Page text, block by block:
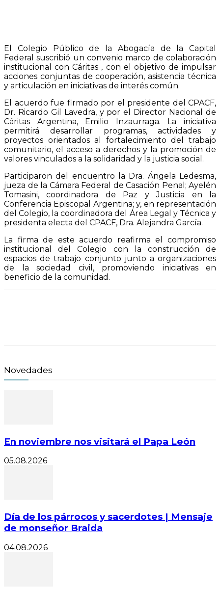
El Colegio Público de la Abogacía de la Capital
Federal suscribió un convenio marco de colaboración
institucional con Cáritas , con el objetivo de impulsar
acciones conjuntas de cooperación, asistencia técnica
y articulación en iniciativas de interés común.
El acuerdo fue firmado por el presidente del CPACF,
Dr. Ricardo Gil Lavedra, y por el Director Nacional de
Cáritas Argentina, Emilio Inzaurraga. La iniciativa
permitirá desarrollar programas, actividades y
proyectos orientados al fortalecimiento del trabajo
comunitario, el acceso a derechos y la promoción de
valores vinculados a la solidaridad y la justicia social.
Participaron del encuentro la Dra. Ángela Ledesma,
jueza de la Cámara Federal de Casación Penal; Ayelén
Tomasini, coordinadora de Paz y Justicia en la
Conferencia Episcopal Argentina; y, en representación
del Colegio, la coordinadora del Área Legal y Técnica y
presidenta electa del CPACF, Dra. Alejandra García.
La firma de este acuerdo reafirma el compromiso
institucional del Colegio con la construcción de
espacios de trabajo conjunto junto a organizaciones
de la sociedad civil, promoviendo iniciativas en
beneficio de la comunidad.
Novedades
En noviembre nos visitará el Papa León
05.08.2026
Día de los párrocos y sacerdotes | Mensaje
de monseñor Braida
04.08.2026